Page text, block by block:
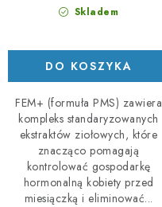
Skladem
DO KOSZYKA
FEM+ (formuła PMS) zawiera
kompleks standaryzowanych
ekstraktów ziołowych, które
znacząco pomagają
kontrolować gospodarkę
hormonalną kobiety przed
miesiączką i eliminować...